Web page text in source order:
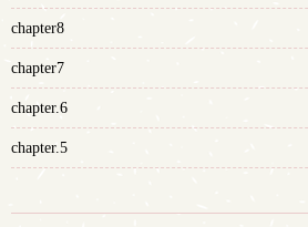
chapter8
chapter7
chapter.6
chapter.5